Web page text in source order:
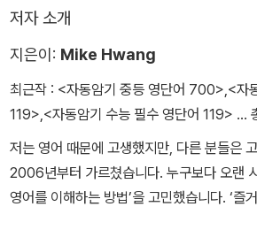
저자 소개
지은이: Mike Hwang
최근작 : <자동암기 중등 영단어 700>,<자
119>,<자동암기 수능 필수 영단어 119> …
저는 영어 때문에 고생했지만, 다른 분들은
2006년부터 가르쳤습니다. 누구보다 오랜
영어를 이해하는 방법’을 고민했습니다. ‘즐